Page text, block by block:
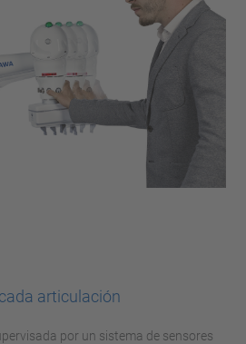
articulación
por un sistema de sensores